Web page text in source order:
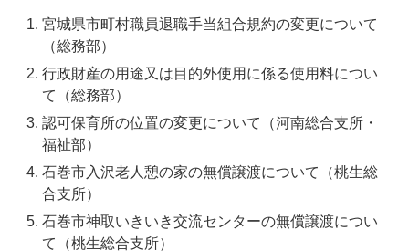
宮城県市町村職員退職手当組合規約の変更について
（総務部）
行政財産の用途又は目的外使用に係る使用料につい
て（総務部）
認可保育所の位置の変更について（河南総合支所・
福祉部）
石巻市入沢老人憩の家の無償譲渡について（桃生総
合支所）
石巻市神取いきいき交流センターの無償譲渡につい
て（桃生総合支所）